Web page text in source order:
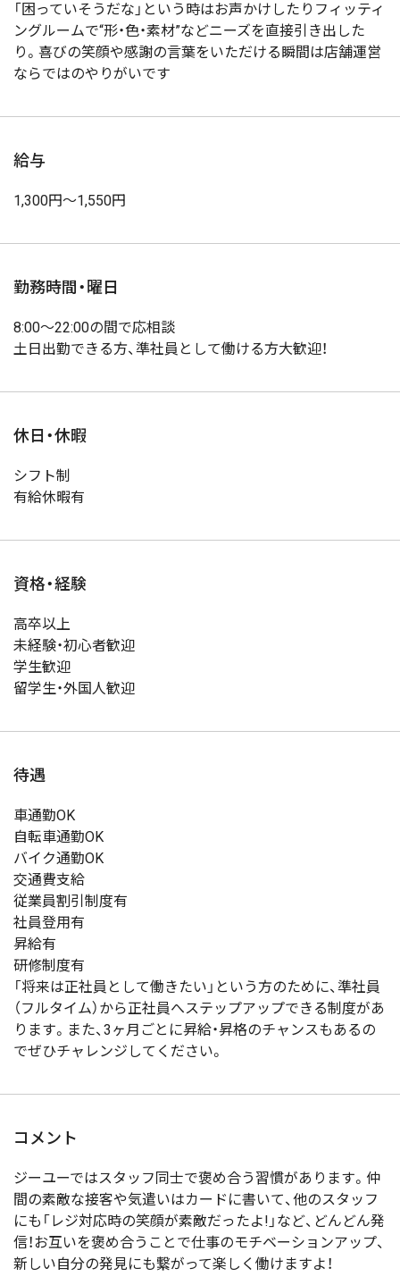
「困っていそうだな」という時はお声かけしたりフィッティ
ングルームで“形・色・素材”などニーズを直接引き出した
り。喜びの笑顔や感謝の言葉をいただける瞬間は店舗運営
ならではのやりがいです
給与
1,300円〜1,550円
勤務時間・曜日
8:00〜22:00の間で応相談
土日出勤できる方、準社員として働ける方大歓迎！
休日・休暇
シフト制
有給休暇有
資格・経験
高卒以上
未経験・初心者歓迎
学生歓迎
留学生・外国人歓迎
待遇
車通勤OK
自転車通勤OK
バイク通勤OK
交通費支給
従業員割引制度有
社員登用有
昇給有
研修制度有
「将来は正社員として働きたい」という方のために、準社員
（フルタイム）から正社員へステップアップできる制度があ
ります。また、3ヶ月ごとに昇給・昇格のチャンスもあるの
でぜひチャレンジしてください。
コメント
ジーユーではスタッフ同士で褒め合う習慣があります。仲
間の素敵な接客や気遣いはカードに書いて、他のスタッフ
にも「レジ対応時の笑顔が素敵だったよ!」など、どんどん発
信！お互いを褒め合うことで仕事のモチベーションアップ、
新しい自分の発見にも繋がって楽しく働けますよ！